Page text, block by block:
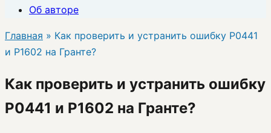
Об авторе
Главная » Как проверить и устранить ошибку P0441
и P1602 на Гранте?
Как проверить и устранить ошибку
P0441 и P1602 на Гранте?